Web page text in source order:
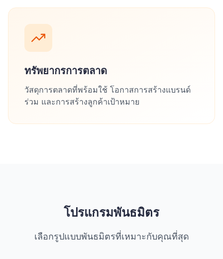
ทรัพยากรการตลาด
วัสดุการตลาดที่พร้อมใช้ โอกาสการสร้างแบรนด์
ร่วม และการสร้างลูกค้าเป้าหมาย
โปรแกรมพันธมิตร
เลือกรูปแบบพันธมิตรที่เหมาะกับคุณที่สุด